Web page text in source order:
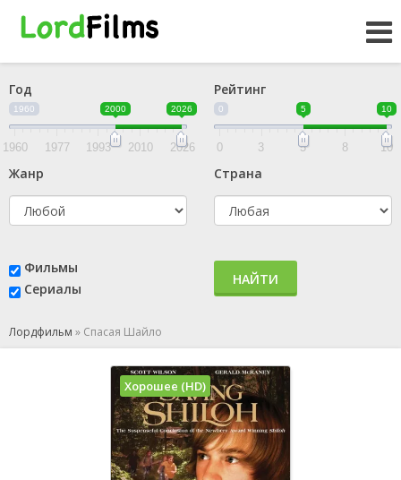
Год
1960 2000 2026
1960 1977 1993 2010 2026
Рейтинг
0 5 10
0 3 5 8 10
Жанр Страна
Фильмы
Сериалы
НАЙТИ
Лордфильм » Спасая Шайло
Хорошее (HD)